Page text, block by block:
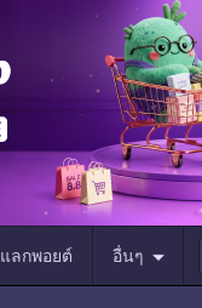
แลกพอยต์ อื่นๆ